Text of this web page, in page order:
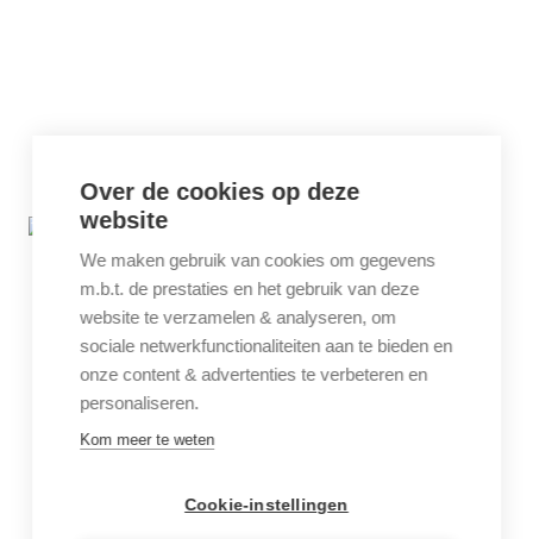
Over de cookies op deze
website
We maken gebruik van cookies om gegevens
m.b.t. de prestaties en het gebruik van deze
website te verzamelen & analyseren, om
sociale netwerkfunctionaliteiten aan te bieden en
onze content & advertenties te verbeteren en
personaliseren.
Kom meer te weten
Cookie-instellingen